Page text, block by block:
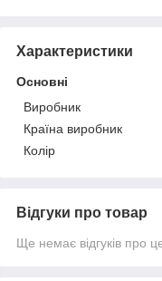
Характеристики
Основні
Виробник
Країна виробник
Колір
Відгуки про товар
Ще немає відгуків про